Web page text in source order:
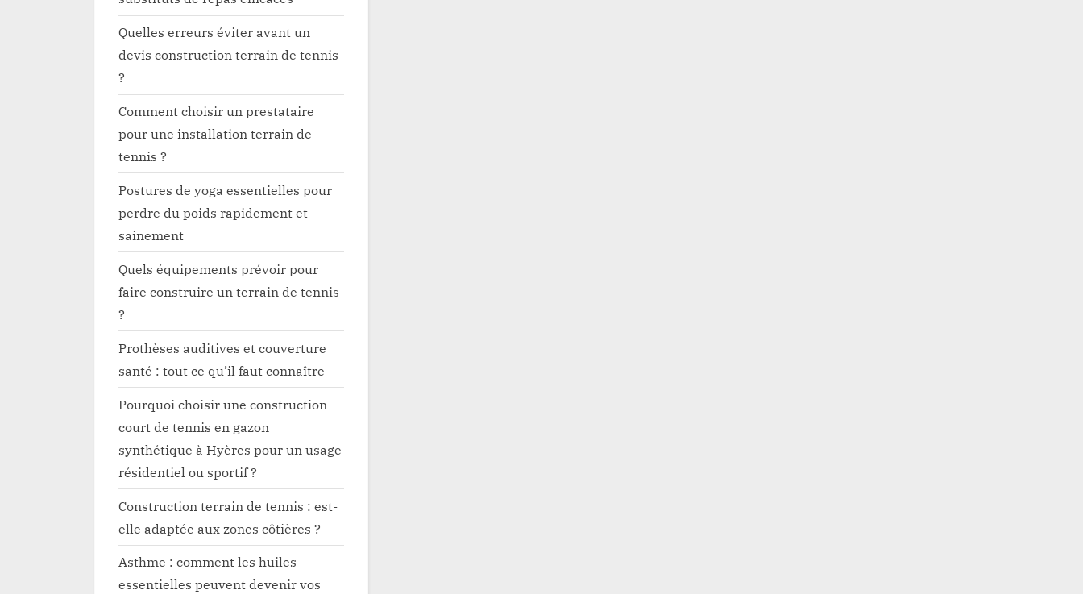
Quelles erreurs éviter avant un
devis construction terrain de tennis
?
Comment choisir un prestataire
pour une installation terrain de
tennis ?
Postures de yoga essentielles pour
perdre du poids rapidement et
sainement
Quels équipements prévoir pour
faire construire un terrain de tennis
?
Prothèses auditives et couverture
santé : tout ce qu’il faut connaître
Pourquoi choisir une construction
court de tennis en gazon
synthétique à Hyères pour un usage
résidentiel ou sportif ?
Construction terrain de tennis : est-
elle adaptée aux zones côtières ?
Asthme : comment les huiles
essentielles peuvent devenir vos